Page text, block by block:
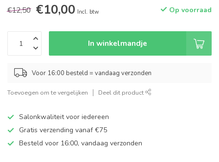
€12,50 €10,00 Incl. btw Op voorraad
In winkelmandje
Voor 16:00 besteld = vandaag verzonden
Toevoegen om te vergelijken Deel dit product
Salonkwaliteit voor iedereen
Gratis verzending vanaf €75
Besteld voor 16:00, vandaag verzonden